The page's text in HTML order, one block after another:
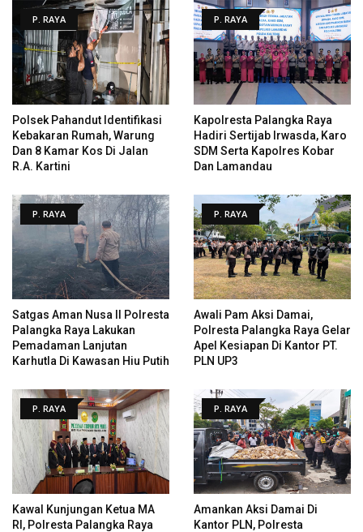
P. RAYA
Polsek Pahandut Identifikasi
Kebakaran Rumah, Warung
Dan 8 Kamar Kos Di Jalan
R.A. Kartini
P. RAYA
Kapolresta Palangka Raya
Hadiri Sertijab Irwasda, Karo
SDM Serta Kapolres Kobar
Dan Lamandau
P. RAYA
Satgas Aman Nusa II Polresta
Palangka Raya Lakukan
Pemadaman Lanjutan
Karhutla Di Kawasan Hiu Putih
P. RAYA
Awali Pam Aksi Damai,
Polresta Palangka Raya Gelar
Apel Kesiapan Di Kantor PT.
PLN UP3
P. RAYA
Kawal Kunjungan Ketua MA
RI, Polresta Palangka Raya
P. RAYA
Amankan Aksi Damai Di
Kantor PLN, Polresta